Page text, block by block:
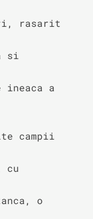
rasarit
si
a
campii
cu
o